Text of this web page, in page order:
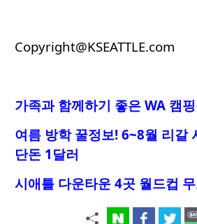
Copyright@KSEATTLE.com
가족과 함께하기 좋은 WA 캠
여름 방학 꿀정보! 6~8월 리갈
단돈 1달러
시애틀 다운타운 4곳 월드컵